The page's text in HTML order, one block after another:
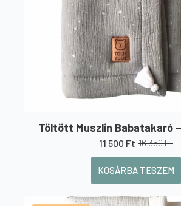
Töltött Muszlin Babatakaró
16 350Ft
Original
price
was:
16
350 Ft.
11 500 Ft Current
price
is:
11
500 Ft.
KOSÁRBA TESZEM